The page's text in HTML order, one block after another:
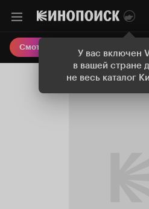
У вас включен
в вашей стране
не весь каталог
Смотреть кино